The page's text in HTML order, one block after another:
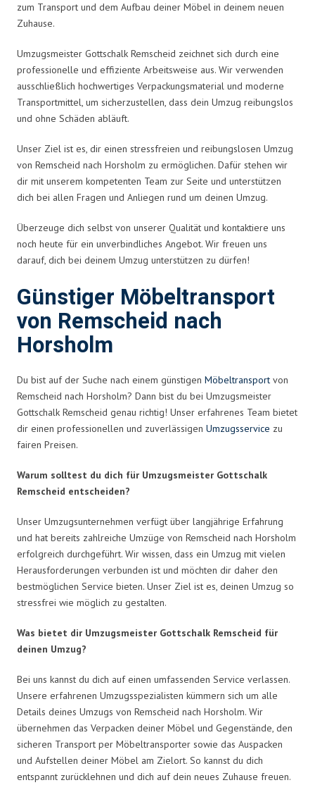
zum Transport und dem Aufbau deiner Möbel in deinem neuen
Zuhause.
Umzugsmeister Gottschalk Remscheid zeichnet sich durch eine
professionelle und effiziente Arbeitsweise aus. Wir verwenden
ausschließlich hochwertiges Verpackungsmaterial und moderne
Transportmittel, um sicherzustellen, dass dein Umzug reibungslos
und ohne Schäden abläuft.
Unser Ziel ist es, dir einen stressfreien und reibungslosen Umzug
von Remscheid nach Horsholm zu ermöglichen. Dafür stehen wir
dir mit unserem kompetenten Team zur Seite und unterstützen
dich bei allen Fragen und Anliegen rund um deinen Umzug.
Überzeuge dich selbst von unserer Qualität und kontaktiere uns
noch heute für ein unverbindliches Angebot. Wir freuen uns
darauf, dich bei deinem Umzug unterstützen zu dürfen!
Günstiger Möbeltransport
von Remscheid nach
Horsholm
Du bist auf der Suche nach einem günstigen Möbeltransport von
Remscheid nach Horsholm? Dann bist du bei Umzugsmeister
Gottschalk Remscheid genau richtig! Unser erfahrenes Team bietet
dir einen professionellen und zuverlässigen Umzugsservice zu
fairen Preisen.
Warum solltest du dich für Umzugsmeister Gottschalk
Remscheid entscheiden?
Unser Umzugsunternehmen verfügt über langjährige Erfahrung
und hat bereits zahlreiche Umzüge von Remscheid nach Horsholm
erfolgreich durchgeführt. Wir wissen, dass ein Umzug mit vielen
Herausforderungen verbunden ist und möchten dir daher den
bestmöglichen Service bieten. Unser Ziel ist es, deinen Umzug so
stressfrei wie möglich zu gestalten.
Was bietet dir Umzugsmeister Gottschalk Remscheid für
deinen Umzug?
Bei uns kannst du dich auf einen umfassenden Service verlassen.
Unsere erfahrenen Umzugsspezialisten kümmern sich um alle
Details deines Umzugs von Remscheid nach Horsholm. Wir
übernehmen das Verpacken deiner Möbel und Gegenstände, den
sicheren Transport per Möbeltransporter sowie das Auspacken
und Aufstellen deiner Möbel am Zielort. So kannst du dich
entspannt zurücklehnen und dich auf dein neues Zuhause freuen.